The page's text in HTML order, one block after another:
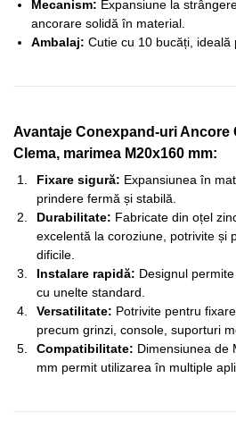
Mecanism: Expansiune la
ancorare solidă în material.
Ambalaj: Cutie cu 10 bucăți,
Avantaje Conexpand-uri Ancore
Clema, marimea M20x160 mm:
Fixare sigură: Expansiunea în
prindere fermă și stabilă.
Durabilitate: Fabricate din oțel
excelentă la coroziune, potrivite și
dificile.
Instalare rapidă: Designul
cu unelte standard.
Versatilitate: Potrivite pentru
precum grinzi, console, suporturi
Compatibilitate: Dimensiunea de
mm permit utilizarea în multiple